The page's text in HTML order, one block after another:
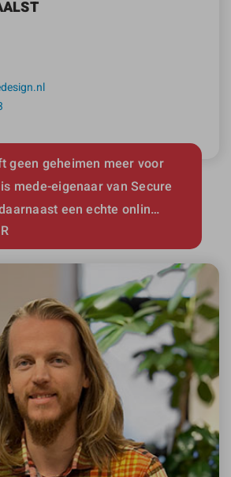
geen geheimen meer voor
mede-eigenaar van Secure
een echte onlin…